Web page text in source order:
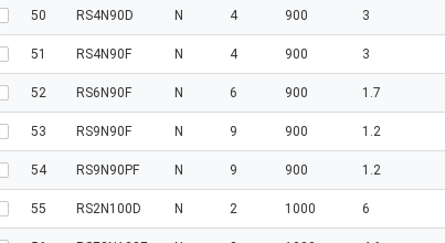
50 RS4N90D N 4 900 3
51 RS4N90F N 4 900 3
52 RS6N90F N 6 900 1.7
53 RS9N90F N 9 900 1.2
54 RS9N90PF N 9 900 1.2
55 RS2N100D N 2 1000 6